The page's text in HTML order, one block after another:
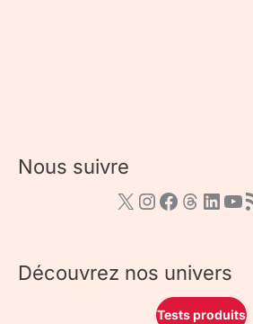
Nous suivre
Découvrez nos univers
Tests produits